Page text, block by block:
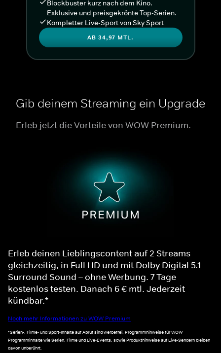
Blockbuster kurz nach dem Kino.
Exklusive und preisgekrönte Top-Serien.
Kompletter Live-Sport von Sky Sport
AB 34,97 MTL.
Gib deinem Streaming ein Upgrade
Erleb jetzt die Vorteile von WOW Premium.
Erleb deinen Lieblingscontent auf 2 Streams
gleichzeitig, in Full HD und mit Dolby Digital 5.1
Surround Sound – ohne Werbung. 7 Tage
kostenlos testen. Danach 6 € mtl. Jederzeit
kündbar.*
Noch mehr Informationen zu WOW Premium
*Serien-, Filme- und Sport-Inhalte auf Abruf sind werbefrei. Programmhinweise für WOW
Programminhalte wie Serien, Filme und Live-Events, sowie Produkthinweise auf Live-Sendern bleiben
davon unberührt.